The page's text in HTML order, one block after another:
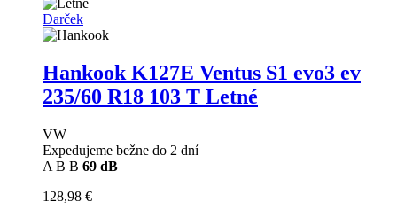
Darček
Hankook K127E Ventus S1 evo3 ev
235/60 R18 103 T Letné
VW
Expedujeme bežne do 2 dní
A B B 69 dB
128,98 €